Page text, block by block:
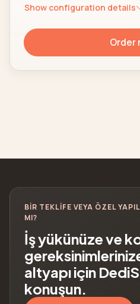
Show configuration details
Order
BIR TEKLIFE VEYA ÖZEL
MI?
İş yükünüze ve
altyapı için
konuşun.